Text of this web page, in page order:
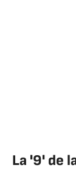
La '9' de